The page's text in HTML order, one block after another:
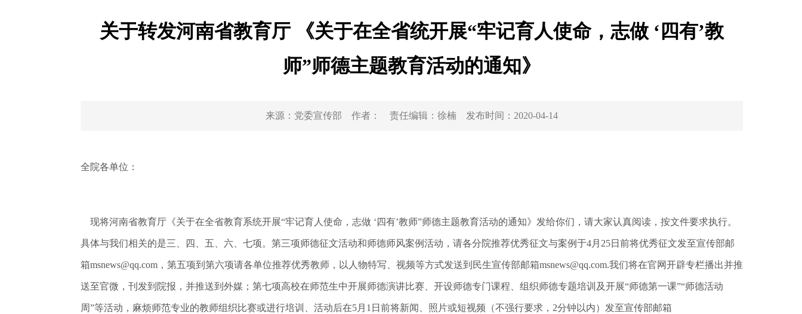
关于转发河南省教育厅 《关于在全省统开展“牢记育人使命，志做 ‘四有’教
师”师德主题教育活动的通知》
来源： 党委宣传部 作者： 责任编辑： 徐楠 发布时间： 2020-04-14
全院各单位：
现将河南省教育厅《关于在全省教育系统开展“牢记育人使命，志做 ‘四有’教师”师德主题教育活动的通知》发给你们，请大家认真阅读，按文件要求执行。
具体与我们相关的是三、四、五、六、七项。第三项师德征文活动和师德师风案例活动，请各分院推荐优秀征文与案例于4月25日前将优秀征文发至宣传部邮
箱msnews@qq.com，第五项到第六项请各单位推荐优秀教师，以人物特写、视频等方式发送到民生宣传部邮箱msnews@qq.com.我们将在官网开辟专栏播出并推
送至官微，刊发到院报，并推送到外媒；第七项高校在师范生中开展师德演讲比赛、开设师德专门课程、组织师德专题培训及开展“师德第一课”“师德活动
周”等活动，麻烦师范专业的教师组织比赛或进行培训、活动后在5月1日前将新闻、照片或短视频（不强行要求，2分钟以内）发至宣传部邮箱